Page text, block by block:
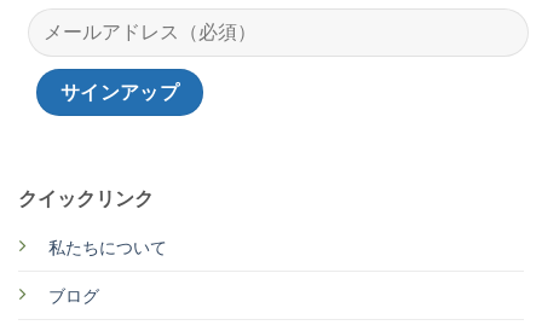
クイックリンク
私たちについて
ブログ